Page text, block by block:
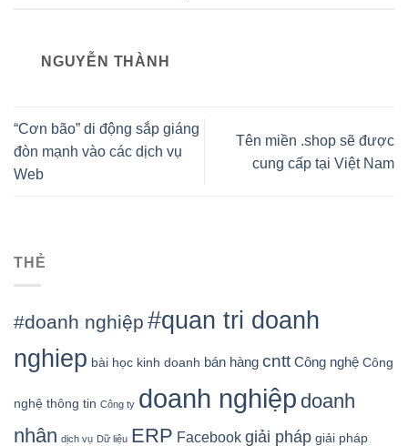
NGUYỄN THÀNH
“Cơn bão” di động sắp giáng
đòn mạnh vào các dịch vụ
Web
Tên miền .shop sẽ được
cung cấp tại Việt Nam
THẺ
#doanh nghiệp #quan tri doanh
nghiep bài học kinh doanh bán hàng cntt Công nghệ Công
nghệ thông tin Công ty doanh nghiệp doanh
nhân dịch vụ Dữ liệu ERP Facebook giải pháp giải pháp